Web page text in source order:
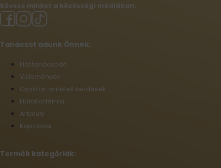
Kövess minket a közösségi médiában:
Tanácsot adunk Önnek:
Illat tanácsadó
Vélemények
Gyakran ismételt kérdések
Illatakadémia
Artykuły
Kapcsolat
Termék kategóriák: